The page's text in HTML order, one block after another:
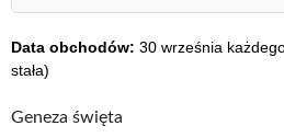
Data obchodów: 30 września
stała)
Geneza święta